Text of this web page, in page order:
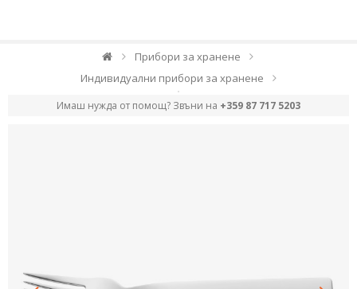
Прибори за хранене
Индивидуални прибори за хранене
Имаш нужда от помощ? Звъни на +359 87 717 5203